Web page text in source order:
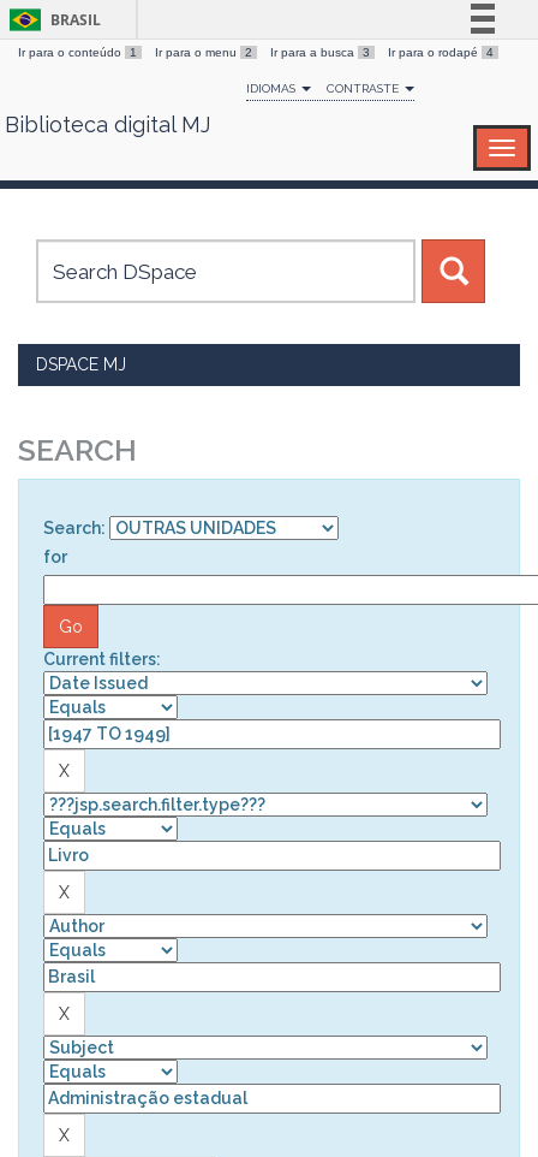
Skip
BRASIL
Simplifique!
Comunica BR
Canais
Ir para o conteúdo 1 Ir para o menu 2 Ir para a busca 3 Ir para o rodapé 4
IDIOMAS CONTRASTE
Biblioteca digital MJ
DSPACE MJ
SEARCH
Search:
for
Current filters: